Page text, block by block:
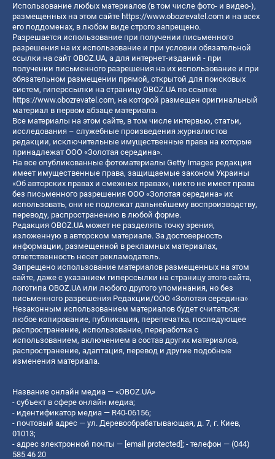
Использование любых материалов (в том числе фото- и видео-),
размещенных на этом сайте https://www.obozrevatel.com и на всех
его поддоменах, в любом виде строго запрещено.
Разрешается использование при получении письменного
разрешения на их использование и при условии обязательной
ссылки на сайт OBOZ.UA, а для интернет-изданий - при
получении письменного разрешения на их использование и при
обязательном размещении прямой, открытой для поисковых
систем, гиперссылки на страницу OBOZ.UA по ссылке
https://www.obozrevatel.com, на которой размещен оригинальный
материал в первом абзаце материала.
Все материалы на этом сайте, в том числе интервью, статьи,
исследования – служебные произведения журналистов
редакции, исключительные имущественные права на которые
принадлежат ООО «Золотая середина».
На все опубликованные фотоматериалы Getty Images редакция
имеет имущественные права, защищаемые законом Украины
«Об авторских правах и смежных правах», никто не имеет права
без письменного разрешения ООО «Золотая середина» их
использовать, они не подлежат дальнейшему воспроизводству,
переводу, распространению в любой форме.
Редакция OBOZ.UA может не разделять точку зрения,
изложенную в авторском материале. За достоверность
информации, размещенной в рекламных материалах,
ответственность несет рекламодатель.
Запрещено использование материалов размещенных на этом
сайте, даже с указанием гиперссылки на страницу этого сайта,
логотипа OBOZ.UA или любого другого упоминания, но без
письменного разрешения Редакции/ООО «Золотая середина»
Незаконным использованием материалов будет считаться:
любое копирование, публикация, перепечатка, последующее
распространение, использование, переработка с
использованием, включением в состав других материалов,
распространение, адаптация, перевод и другие подобные
изменения материала.
Название онлайн медиа — «OBOZ.UA»
- субъект в сфере онлайн медиа;
- идентификатор медиа — R40-06156;
- почтовый адрес — ул. Деревообрабатывающая, д. 7, г. Киев,
01013;
- адрес электронной почты — [email protected]; - телефон — (044)
585 46 20